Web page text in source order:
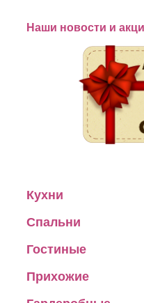
Наши новости и
Кухни
Спальни
Гостиные
Прихожие